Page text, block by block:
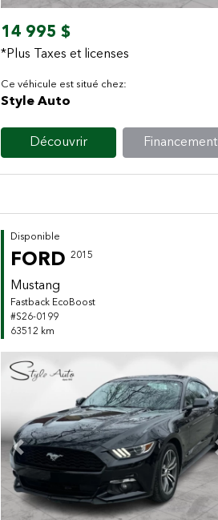
14 995 $
*Plus Taxes et licenses
Ce véhicule est situé chez:
Style Auto
Découvrir Financement
Disponible
FORD 2015
Mustang
Fastback EcoBoost
#S26-0199
63512 km
Previous